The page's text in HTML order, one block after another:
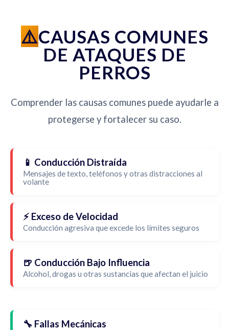
CAUSAS COMUNES
DE ATAQUES DE
PERROS
Comprender las causas comunes puede ayudarle a
protegerse y fortalecer su caso.
📱 Conducción Distraída
Mensajes de texto, teléfonos y otras distracciones al
volante
⚡ Exceso de Velocidad
Conducción agresiva que excede los límites seguros
🍺 Conducción Bajo Influencia
Alcohol, drogas u otras sustancias que afectan el juicio
🔧 Fallas Mecánicas